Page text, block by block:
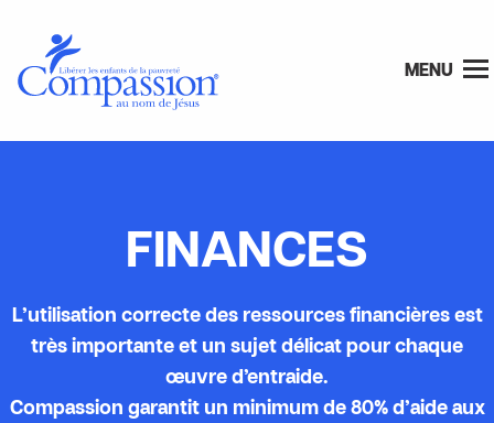
MENU
FINANCES
L’utilisation correcte des ressources financières est
très importante et un sujet délicat pour chaque
œuvre d’entraide.
Compassion garantit un minimum de 80% d’aide aux